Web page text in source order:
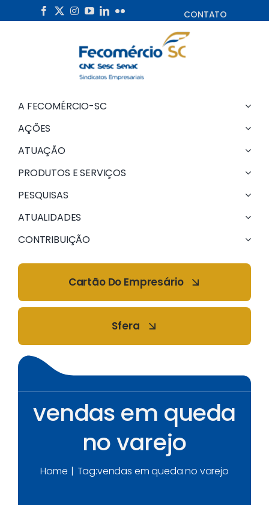
to
CONTATO
A FECOMÉRCIO-SC
AÇÕES
ATUAÇÃO
PRODUTOS E SERVIÇOS
PESQUISAS
ATUALIDADES
CONTRIBUIÇÃO
Cartão Do Empresário
Sfera
vendas em queda
no varejo
Home Tag:vendas em queda no varejo